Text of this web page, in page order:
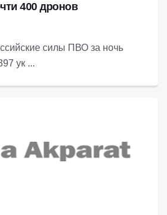
400 дронов
силы ПВО за ночь
ук ...